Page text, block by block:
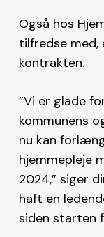
Også hos
tilfredse
kontrakten.
”Vi er glade
kommunens
nu kan
hjemmepleje
2024,” siger
haft en
siden starten